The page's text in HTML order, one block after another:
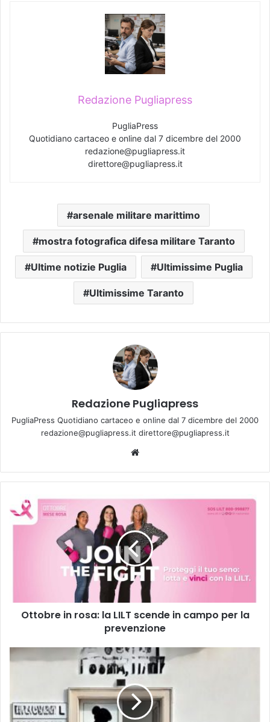
Redazione Pugliapress
PugliaPress
Quotidiano cartaceo e online dal 7 dicembre del 2000
redazione@pugliapress.it
direttore@pugliapress.it
arsenale militare marittimo
mostra fotografica difesa militare Taranto
Ultime notizie Puglia Ultimissime Puglia
Ultimissime Taranto
Redazione Pugliapress
PugliaPress Quotidiano cartaceo e online dal 7 dicembre del 2000
redazione@pugliapress.it direttore@pugliapress.it
Ottobre
in
rosa:
per
Ottobre in rosa: la LILT scende in campo per la
prevenzione
IVG,
la
CGIL
per